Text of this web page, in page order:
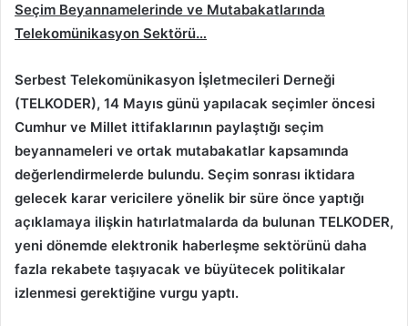
Seçim Beyannamelerinde ve Mutabakatlarında
Telekomünikasyon Sektörü…
Serbest Telekomünikasyon İşletmecileri Derneği
(TELKODER), 14 Mayıs günü yapılacak seçimler öncesi
Cumhur ve Millet ittifaklarının paylaştığı seçim
beyannameleri ve ortak mutabakatlar kapsamında
değerlendirmelerde bulundu. Seçim sonrası iktidara
gelecek karar vericilere yönelik bir süre önce yaptığı
açıklamaya ilişkin hatırlatmalarda da bulunan TELKODER,
yeni dönemde elektronik haberleşme sektörünü daha
fazla rekabete taşıyacak ve büyütecek politikalar
izlenmesi gerektiğine vurgu yaptı.